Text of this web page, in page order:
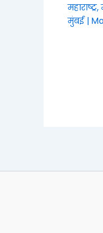
महाराष्ट्र,
मुंबई|